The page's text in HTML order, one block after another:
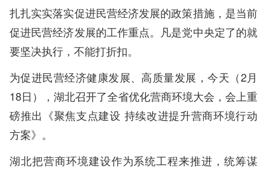
扎扎实实落实促进民营经济发展的政策措施，是当前
促进民营经济发展的工作重点。凡是党中央定了的就
要坚决执行，不能打折扣。
为促进民营经济健康发展、高质量发展，今天（2月
18日），湖北召开了全省优化营商环境大会，会上重
磅推出《聚焦支点建设 持续改进提升营商环境行动
方案》。
湖北把营商环境建设作为系统工程来推进，统筹谋